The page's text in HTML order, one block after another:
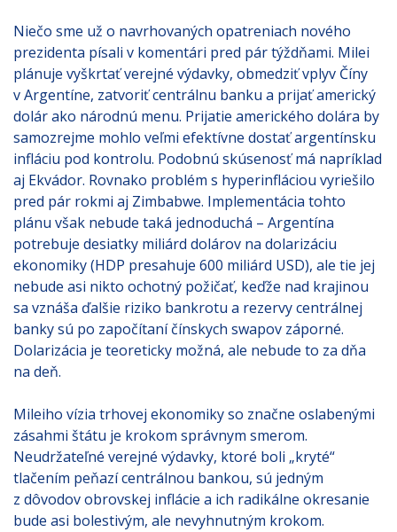
Niečo sme už o navrhovaných opatreniach nového
prezidenta písali v komentári pred pár týždňami. Milei
plánuje vyškrtať verejné výdavky, obmedziť vplyv Číny
v Argentíne, zatvoriť centrálnu banku a prijať americký
dolár ako národnú menu. Prijatie amerického dolára by
samozrejme mohlo veľmi efektívne dostať argentínsku
infláciu pod kontrolu. Podobnú skúsenosť má napríklad
aj Ekvádor. Rovnako problém s hyperinfláciou vyriešilo
pred pár rokmi aj Zimbabwe. Implementácia tohto
plánu však nebude taká jednoduchá – Argentína
potrebuje desiatky miliárd dolárov na dolarizáciu
ekonomiky (HDP presahuje 600 miliárd USD), ale tie jej
nebude asi nikto ochotný požičať, keďže nad krajinou
sa vznáša ďalšie riziko bankrotu a rezervy centrálnej
banky sú po započítaní čínskych swapov záporné.
Dolarizácia je teoreticky možná, ale nebude to za dňa
na deň.
Mileiho vízia trhovej ekonomiky so značne oslabenými
zásahmi štátu je krokom správnym smerom.
Neudržateľné verejné výdavky, ktoré boli „kryté“
tlačením peňazí centrálnou bankou, sú jedným
z dôvodov obrovskej inflácie a ich radikálne okresanie
bude asi bolestivým, ale nevyhnutným krokom.